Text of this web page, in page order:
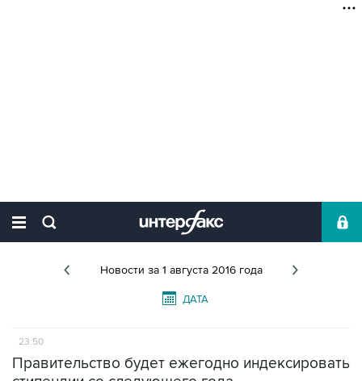
Новости за 1 августа 2016 года
ДАТА
23:50
Правительство будет ежегодно индексировать